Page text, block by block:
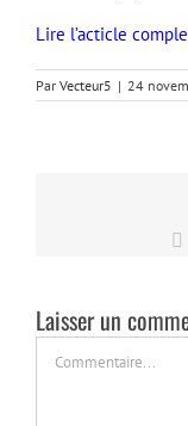
Lire l’acticle
Par Vecteur5 | 24
Laisser un